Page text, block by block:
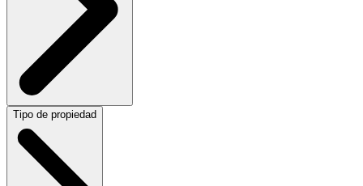
Tipo de propiedad